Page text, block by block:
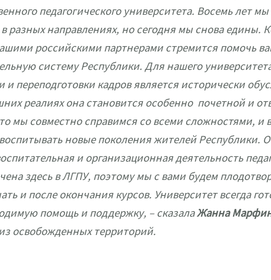
педагогического университета. Восемь лет
в разных направлениях, но сегодня мы снова едины.
российскими партнерами стремится помочь
систему Республики. Для нашего
и переподготовки кадров является исторически
реалиях она становится особенно почетной и
мы совместно справимся со всеми сложностями, и
новые поколения жителей Республики.
и организационная деятельность
здесь в ЛГПУ, поэтому мы с вами будем
и после окончания курсов. Университет всегда
помощь и поддержку, –сказалаЖанна
освобожденных территорий.